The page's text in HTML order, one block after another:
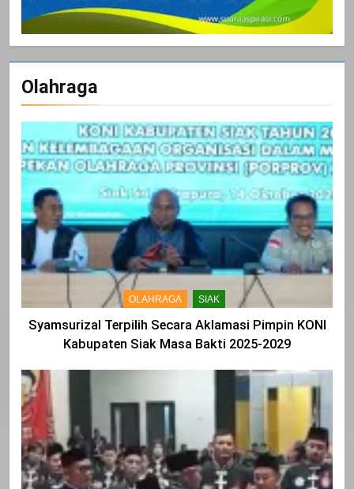
Olahraga
OLAHRAGA SIAK
Syamsurizal Terpilih Secara Aklamasi Pimpin KONI
Kabupaten Siak Masa Bakti 2025-2029